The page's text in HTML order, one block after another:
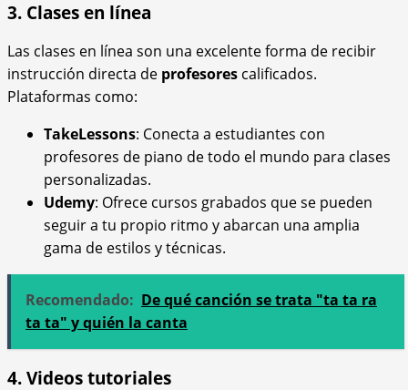
3. Clases en línea
Las clases en línea son una excelente forma de recibir
instrucción directa de profesores calificados.
Plataformas como:
TakeLessons: Conecta a estudiantes con
profesores de piano de todo el mundo para clases
personalizadas.
Udemy: Ofrece cursos grabados que se pueden
seguir a tu propio ritmo y abarcan una amplia
gama de estilos y técnicas.
Recomendado: De qué canción se trata "ta ta ra
ta ta" y quién la canta
4. Videos tutoriales